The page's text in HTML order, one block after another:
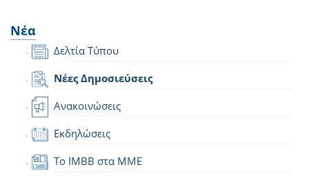
Νέα
Δελτία Τύπου
Νέες Δημοσιεύσεις
Ανακοινώσεις
Εκδηλώσεις
Το IMBB στα ΜΜΕ